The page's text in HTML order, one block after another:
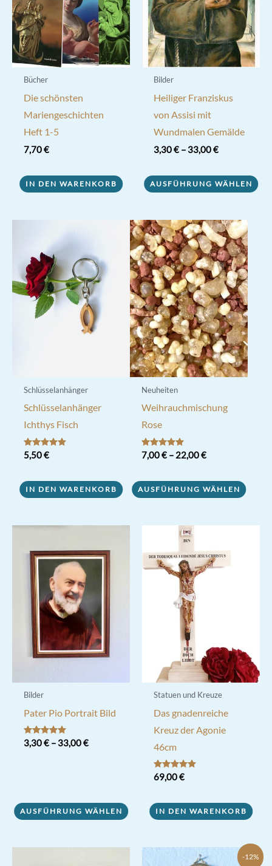
auf
der
Produktseite
gewählt
werden
Bücher
Die schönsten
Mariengeschichten
Heft 1-5
7,70€
IN DEN WARENKORB
Bilder
Heiliger Franziskus
von Assisi mit
Wundmalen Gemälde
3,30€– 33,00€
AUSFÜHRUNG WÄHLEN
Produkt
mehrere
Varianten
auf.
Die
Optionen
können
auf
der
Produktseite
gewählt
werden
Schlüsselanhänger
Schlüsselanhänger
Ichthys Fisch
Bewertet mit
5.00
5,50€
IN DEN WARENKORB
Neuheiten
Weihrauchmischung
Rose
Bewertet mit
5.00
7,00€– 22,00€
AUSFÜHRUNG WÄHLEN
Produkt
mehrere
auf.
Optionen
Produktseite
gewählt
werden
Bilder
Pater Pio Portrait Bild
Bewertet mit
5.00
3,30€– 33,00€
AUSFÜHRUNG WÄHLEN
mehrere
auf.
Statuen und Kreuze
Das gnadenreiche
Kreuz der Agonie
46cm
Bewertet mit
5.00
69,00€
IN DEN WARENKORB
-12%